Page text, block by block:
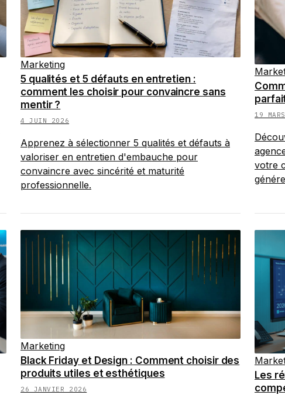
Marketing
5 qualités et 5 défauts en entretien :
comment les choisir pour convaincre sans
mentir ?
4 JUIN 2026
Apprenez à sélectionner 5 qualités et défauts à
valoriser en entretien d'embauche pour
convaincre avec sincérité et maturité
professionnelle.
19
votre
Marketing
Black Friday et Design : Comment choisir des
produits utiles et esthétiques
26 JANVIER 2026
Les